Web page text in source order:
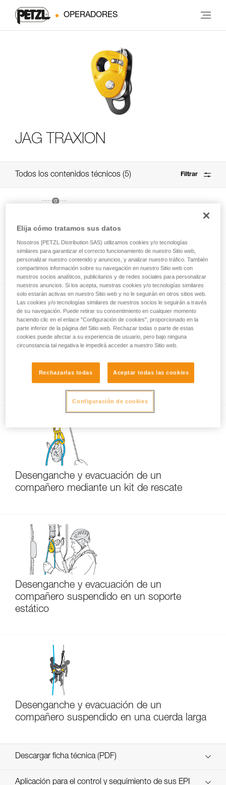
OPERADORES
JAG TRAXION
Todos los contenidos técnicos 5 Filtrar
Cómo calcular la relación del polipasto
polipastos con MAESTRO, I’D S, PRO
TRAXION, ROLLCLIP...
Desenganche y evacuación de un
compañero mediante un kit de rescate
Desenganche y evacuación de un
compañero suspendido en un soporte
estático
Desenganche y evacuación de un
compañero suspendido en una cuerda larga
Descargar ficha técnica (PDF)
Technical Notice
Aplicación para el control y seguimiento de sus EPI
Elija cómo tratamos sus datos
Nosotros [PETZL Distribution SAS) utilizamos cookies y/o tecnologías
similares para garantizar el correcto funcionamiento de nuestro Sitio web,
personalizar nuestro contenido y anuncios, y analizar nuestro tráfico. También
compartimos información sobre su navegación en nuestro Sitio web con
nuestros socios analíticos, publicitarios y de redes sociales para personalizar
nuestros anuncios. Si los acepta, nuestras cookies y/o tecnologías similares
solo estarán activas en nuestro Sitio web y no le seguirán en otros sitios web.
Las cookies y/o tecnologías similares de nuestros socios le seguirán a través
de su navegación. Puede retirar su consentimiento en cualquier momento
haciendo clic en el enlace "Configuración de cookies", proporcionado en la
parte inferior de la página del Sitio web. Rechazar todas o parte de estas
cookies puede afectar a su experiencia de usuario, pero bajo ninguna
circunstancia tal negativa le impedirá acceder a nuestro Sitio web.
Rechazarlas todas Aceptar todas las cookies
Configuración de cookies